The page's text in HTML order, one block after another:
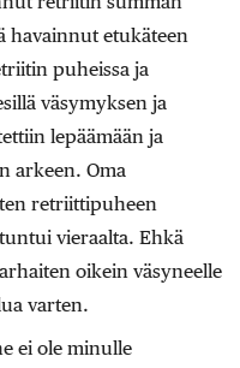
havainnut etukäteen
puheissa ja
väsymyksen ja
lepäämään ja
arkeen. Oma
retriittipuheen
vieraalta. Ehkä
oikein väsyneelle
varten.
ei ole minulle